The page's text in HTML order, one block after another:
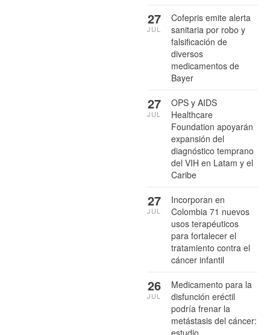
Cofepris emite alerta
sanitaria por robo y
falsificación de
diversos
medicamentos de
Bayer
27
JUL
OPS y AIDS
Healthcare
Foundation apoyarán
expansión del
diagnóstico temprano
del VIH en Latam y el
Caribe
27
JUL
Incorporan en
Colombia 71 nuevos
usos terapéuticos
para fortalecer el
tratamiento contra el
cáncer infantil
27
JUL
Medicamento para la
disfunción eréctil
podría frenar la
metástasis del cáncer:
26
JUL